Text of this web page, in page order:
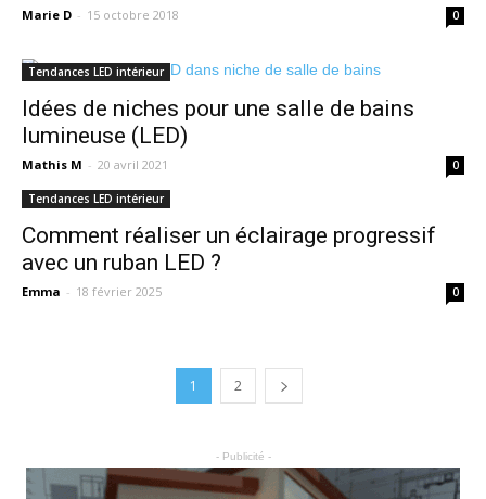
Marie D - 15 octobre 2018 0
Tendances LED intérieur
Idées de niches pour une salle de bains
lumineuse (LED)
Mathis M - 20 avril 2021 0
Tendances LED intérieur
Comment réaliser un éclairage progressif
avec un ruban LED ?
Emma - 18 février 2025 0
1 2
- Publicité -